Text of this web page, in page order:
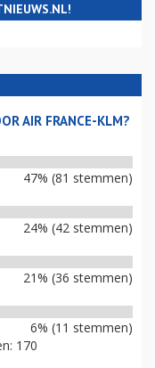
AIR FRANCE-KLM?
47% (81 stemmen)
24% (42 stemmen)
21% (36 stemmen)
6% (11 stemmen)
170